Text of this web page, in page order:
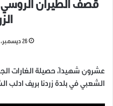
قصف الطيران
26 ديسمبر، 2018
عشرون شهيداً، حصيلة الغارات
الشعبي في بلدة زردنا بريف ادلب